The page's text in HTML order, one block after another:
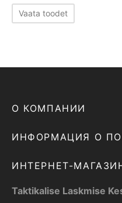
Vaata toodet
О КОМПАНИИ
ИНФОРМАЦИЯ О
ИНТЕРНЕТ-
Taktikalise Laskmise